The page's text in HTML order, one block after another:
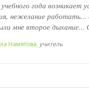
учебного года возникает
нежелание работать...
мне второе
Намятова, учитель